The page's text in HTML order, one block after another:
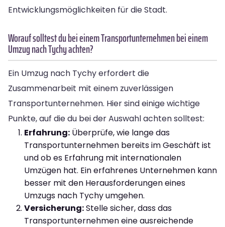
Entwicklungsmöglichkeiten für die Stadt.
Worauf solltest du bei einem Transportunternehmen bei einem
Umzug nach Tychy achten?
Ein Umzug nach Tychy erfordert die
Zusammenarbeit mit einem zuverlässigen
Transportunternehmen. Hier sind einige wichtige
Punkte, auf die du bei der Auswahl achten solltest:
Erfahrung: Überprüfe, wie lange das
Transportunternehmen bereits im Geschäft ist
und ob es Erfahrung mit internationalen
Umzügen hat. Ein erfahrenes Unternehmen kann
besser mit den Herausforderungen eines
Umzugs nach Tychy umgehen.
Versicherung:Stelle sicher, dass das
Transportunternehmen eine ausreichende